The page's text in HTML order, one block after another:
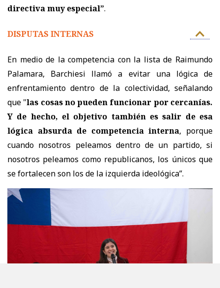
directiva muy especial”.
DISPUTAS INTERNAS
En medio de la competencia con la lista de Raimundo
Palamara, Barchiesi llamó a evitar una lógica de
enfrentamiento dentro de la colectividad, señalando
que "las cosas no pueden funcionar por cercanías.
Y de hecho, el objetivo también es salir de esa
lógica absurda de competencia interna, porque
cuando nosotros peleamos dentro de un partido, si
nosotros peleamos como republicanos, los únicos que
se fortalecen son los de la izquierda ideológica”.